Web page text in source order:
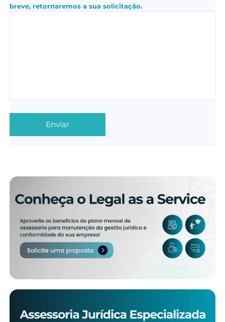
breve, retornaremos a sua solicitação.